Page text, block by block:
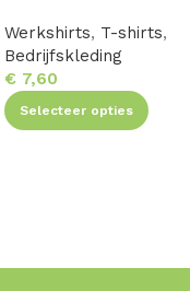
Werkshirts, T-shirts,
Bedrijfskleding
€ 7,60
Selecteer opties